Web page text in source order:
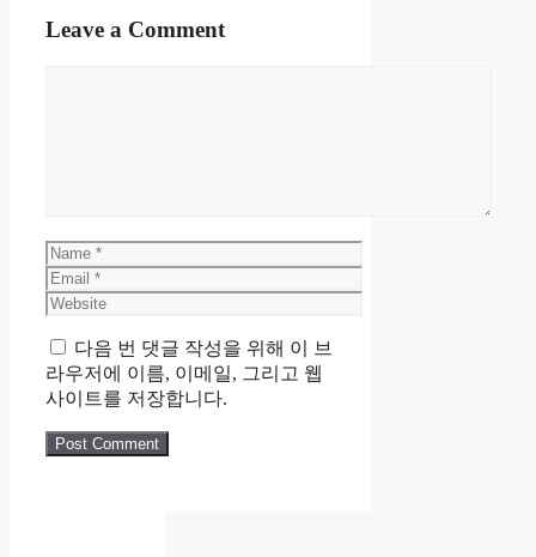
Leave a Comment
Name
Email
Website
다음 번 댓글 작성을 위해 이 브
라우저에 이름, 이메일, 그리고 웹
사이트를 저장합니다.